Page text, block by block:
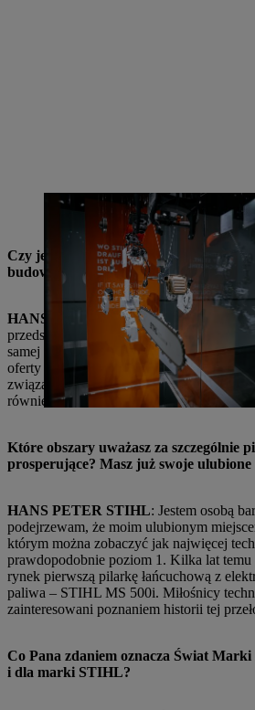
Technologia i natura: Dla Hansa Petera
połączenie, które należy odkryć na poziomie
Czy jest Pan zadowolony z nowego
budowlane nadały Zakładowi 1?
HANS PETER STIHL: Cieszę się, że
przedstawione informacje nie ograniczają
samej firmy STIHL. Głównym celem
oferty Brand World jest wzbudzenie u
związanej z lasami i drewnem. W ten
również niemieckim lasom.
Które obszary uważasz za szczególnie
prosperujące? Masz już swoje ulubione
HANS PETER STIHL: Jestem osobą
podejrzewam, że moim ulubionym
którym można zobaczyć jak najwięcej
prawdopodobnie poziom 1. Kilka lat
rynek pierwszą pilarkę łańcuchową z
paliwa – STIHL MS 500i. Miłośnicy
zainteresowani poznaniem historii tej
Co Pana zdaniem oznacza Świat
i dla marki STIHL?